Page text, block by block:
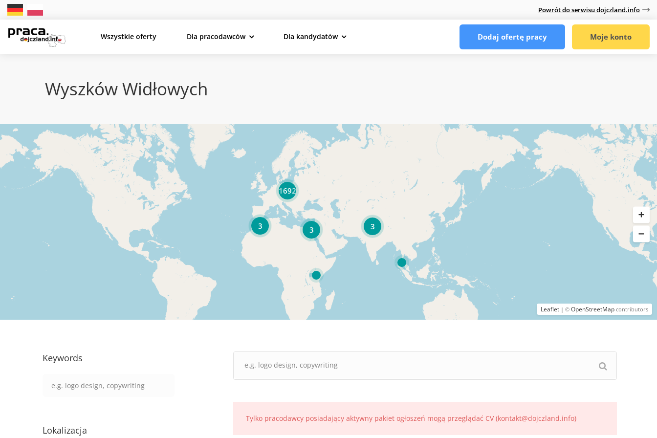
Powrót do serwisu dojczland.info
Wszystkie oferty Dla pracodawców Dla kandydatów Dodaj ofertę pracy Moje konto
Wyszków Widłowych
3
3
3
1692
Leaflet | © OpenStreetMap contributors
Keywords
Lokalizacja
Tylko pracodawcy posiadający aktywny pakiet ogłoszeń mogą przeglądać CV (kontakt@dojczland.info)